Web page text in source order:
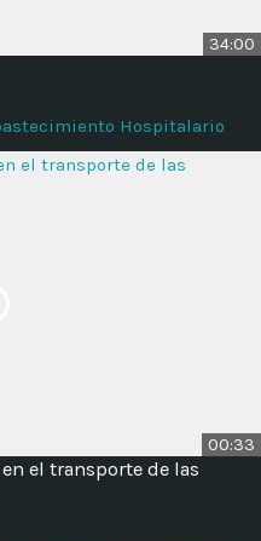
34:00
Hospitalario
00:33
el transporte de las